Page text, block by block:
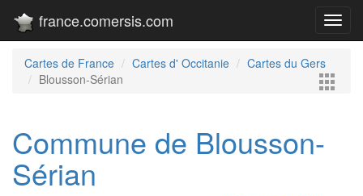
france.comersis.com
Cartes de France Cartes d' Occitanie
Cartes du Gers
Blousson-Sérian
Commune de Blousson-
Sérian